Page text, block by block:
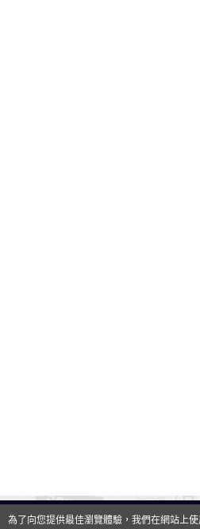
為了向您提供最佳瀏覽體驗，我們在網站上